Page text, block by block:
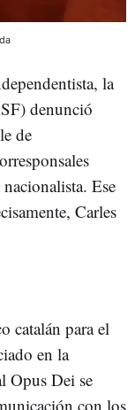
la
denunció
de
Ese
Carles
catalán para el
en la
Opus Dei se
con los